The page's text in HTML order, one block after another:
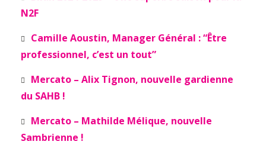
N2F
Camille Aoustin, Manager Général : “Être
professionnel, c’est un tout”
Mercato – Alix Tignon, nouvelle gardienne
du SAHB !
Mercato – Mathilde Mélique, nouvelle
Sambrienne !